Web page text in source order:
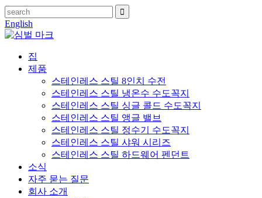
English
집
제품
스테인레스 스틸 8인치 수전
스테인레스 스틸 냉온수 수도꼭지
스테인레스 스틸 싱글 콜드 수도꼭지
스테인레스 스틸 앵글 밸브
스테인레스 스틸 정수기 수도꼭지
스테인레스 스틸 샤워 시리즈
스테인레스 스틸 하드웨어 펜던트
소식
자주 묻는 질문
회사 소개